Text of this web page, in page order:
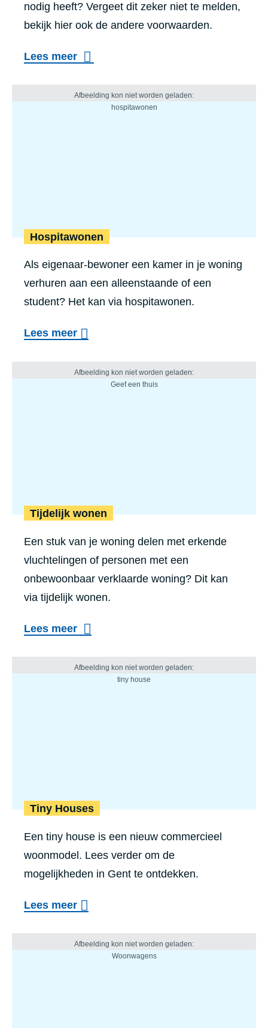
nodig heeft? Vergeet dit zeker niet te melden,
bekijk hier ook de andere voorwaarden.
Lees meer
Hospitawonen
Als eigenaar-bewoner een kamer in je woning
verhuren aan een alleenstaande of een
student? Het kan via hospitawonen.
Lees meer
Tijdelijk wonen
Een stuk van je woning delen met erkende
vluchtelingen of personen met een
onbewoonbaar verklaarde woning? Dit kan
via tijdelijk wonen.
Lees meer
Tiny Houses
Een tiny house is een nieuw commercieel
woonmodel. Lees verder om de
mogelijkheden in Gent te ontdekken.
Lees meer